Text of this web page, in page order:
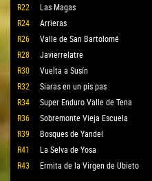
R22
Las Magas
R24
Arrieras
R26
Valle de San Bartolomé
R28
Javierrelatre
R30
Vuelta a Susín
R32
Siaras en un pis pas
R34
Super Enduro Valle de Tena
R36
Sobremonte Vieja Escuela
R39
Bosques de Yandel
R41
La Selva de Yosa
R43
Ermita de la Virgen de Ubieto